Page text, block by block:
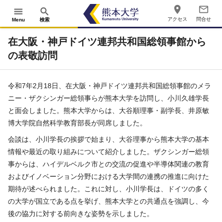
menu
Menu
search
検索
place
アクセス
mail_outline
問合せ
在大阪・神戸ドイツ連邦共和国総領事館から
の表敬訪問
令和7年2月18日、在大阪・神戸ドイツ連邦共和国総領事館のメラ
ニー・ザクシンガー総領事らが熊本大学を訪問し、小川久雄学長
と面会しました。熊本大学からは、大谷順理事・副学長、井原敏
博大学院自然科学教育部長が同席しました。
会談は、小川学長の挨拶で始まり、大谷理事から熊本大学の基本
情報や最近の取り組みについて紹介しました。ザクシンガー総領
事からは、ハイデルベルク市との交流の促進や半導体関連の教育
およびイノベーション分野における大学間の連携の推進に向けた
期待が述べられました。これに対し、小川学長は、ドイツの多く
の大学が国立である点を挙げ、熊本大学との共通点を強調し、今
後の協力に対する前向きな姿勢を示しました。